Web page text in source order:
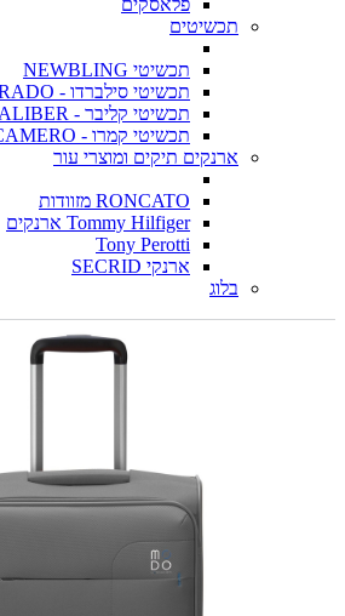
פלאסקים
תכשיטים
תכשיטי NEWBLING
תכשיטי סילברדו - SILVERADO
תכשיטי קליבר - KALIBER
תכשיטי קמרו - CAMERO
ארנקים תיקים ומוצרי עור
RONCATO מזוודות
Tommy Hilfiger ארנקים
Tony Perotti
ארנקי SECRID
בלוג